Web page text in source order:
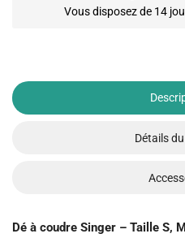
Vous disposez de 14
Détails
Dé à coudre Singer – Taille S,